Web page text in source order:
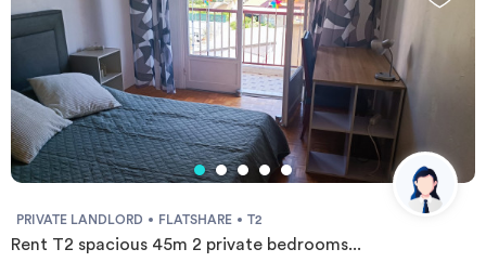
PRIVATE LANDLORD FLATSHARE T2
Rent T2 spacious 45m 2 private bedrooms...